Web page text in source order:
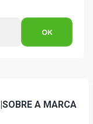
|SOBRE A MARCA